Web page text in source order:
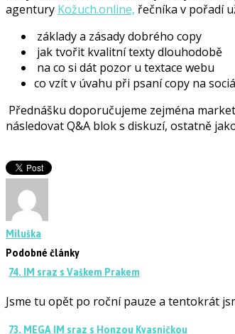
agentury Kožuch.online, řečníka v pořadí
základy a zásady dobrého copy
jak tvořit kvalitní texty dlouhodobě
na co si dát pozor u textace webu
co vzít v úvahu při psaní copy na
Přednášku doporučujeme zejména
následovat Q&A blok s diskuzí, ostatně
Miluška
Podobné články
74. IM sraz s Vaškem Prakem
Jsme tu opět po roční pauze a tentokrát
73. MEGA IM sraz s Honzou Kvasničkou